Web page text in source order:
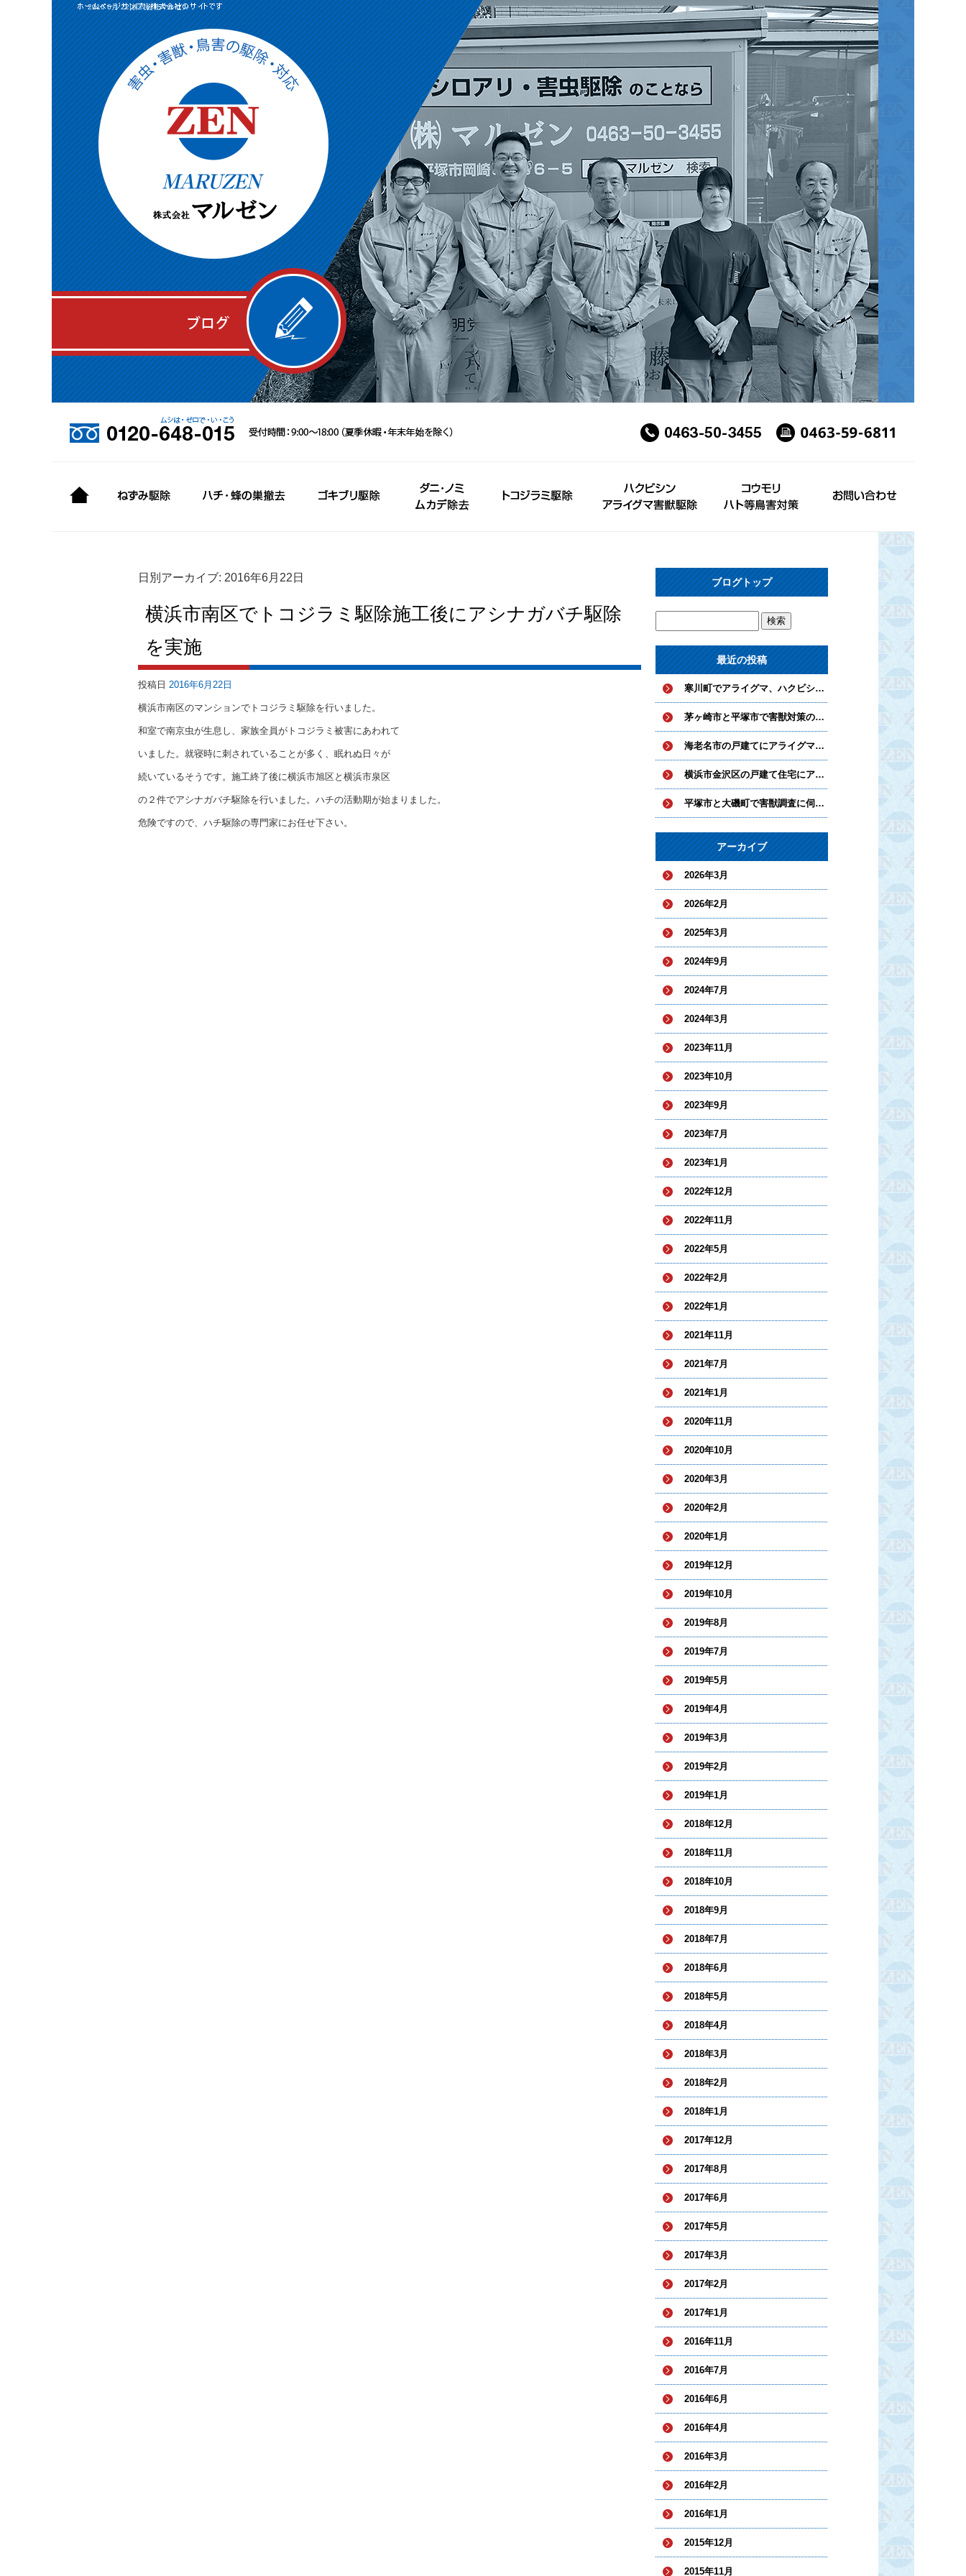
2016 6月 22|株式会社マルゼン
日別アーカイブ: 2016年6月22日
横浜市南区でトコジラミ駆除施工後にアシナガバチ駆除
を実施
投稿日 2016年6月22日
横浜市南区のマンションでトコジラミ駆除を行いました。
和室で南京虫が生息し、家族全員がトコジラミ被害にあわれて
いました。就寝時に刺されていることが多く、眠れぬ日々が
続いているそうです。施工終了後に横浜市旭区と横浜市泉区
の２件でアシナガバチ駆除を行いました。ハチの活動期が始まりました。
危険ですので、ハチ駆除の専門家にお任せ下さい。
ブログトップ
最近の投稿
寒川町でアライグマ、ハクビシンとネズミ対策を実施中
茅ヶ崎市と平塚市で害獣対策の工事を実施
海老名市の戸建てにアライグマとハクビシンが侵入していました。
横浜市金沢区の戸建て住宅にアライグマが侵入
平塚市と大磯町で害獣調査に伺いました。
アーカイブ
2026年3月
2026年2月
2025年3月
2024年9月
2024年7月
2024年3月
2023年11月
2023年10月
2023年9月
2023年7月
2023年1月
2022年12月
2022年11月
2022年5月
2022年2月
2022年1月
2021年11月
2021年7月
2021年1月
2020年11月
2020年10月
2020年3月
2020年2月
2020年1月
2019年12月
2019年10月
2019年8月
2019年7月
2019年5月
2019年4月
2019年3月
2019年2月
2019年1月
2018年12月
2018年11月
2018年10月
2018年9月
2018年7月
2018年6月
2018年5月
2018年4月
2018年3月
2018年2月
2018年1月
2017年12月
2017年8月
2017年6月
2017年5月
2017年3月
2017年2月
2017年1月
2016年11月
2016年7月
2016年6月
2016年4月
2016年3月
2016年2月
2016年1月
2015年12月
2015年11月